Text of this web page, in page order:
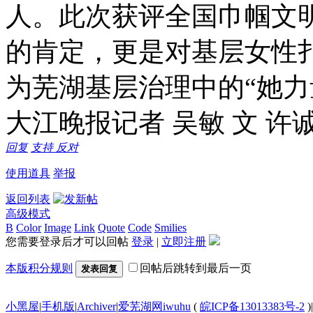
人。此次获评全国巾帼文
的肯定，更是对基层女性
为芜湖基层治理中的“她
大江晚报记者 吴敏 文 许
回复 支持 反对
使用道具 举报
返回列表
高级模式
B Color Image Link Quote Code Smilies
您需要登录后才可以回帖 登录 | 立即注册
本版积分规则 发表回复 回帖后跳转到最后一页
小黑屋|手机版|Archiver|爱芜湖网iwuhu ( 皖ICP备13013383号-2 )|